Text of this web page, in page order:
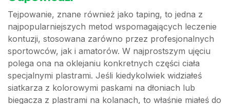
Tejpowanie, znane również jako taping, to jedna z
najpopularniejszych metod wspomagających leczenie
kontuzji, stosowana zarówno przez profesjonalnych
sportowców, jak i amatorów. W najprostszym ujęciu
polega ona na oklejaniu konkretnych części ciała
specjalnymi plastrami. Jeśli kiedykolwiek widziałeś
siatkarza z kolorowymi paskami na dłoniach lub
biegacza z plastrami na kolanach, to właśnie miałeś do